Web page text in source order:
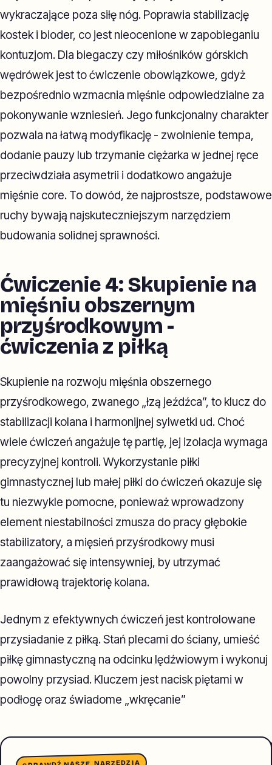
wykraczające poza siłę nóg. Poprawia stabilizację
kostek i bioder, co jest nieocenione w zapobieganiu
kontuzjom. Dla biegaczy czy miłośników górskich
wędrówek jest to ćwiczenie obowiązkowe, gdyż
bezpośrednio wzmacnia mięśnie odpowiedzialne za
pokonywanie wzniesień. Jego funkcjonalny charakter
pozwala na łatwą modyfikację - zwolnienie tempa,
dodanie pauzy lub trzymanie ciężarka w jednej ręce
przeciwdziała asymetrii i dodatkowo angażuje
mięśnie core. To dowód, że najprostsze, podstawowe
ruchy bywają najskuteczniejszym narzędziem
budowania solidnej sprawności.
Ćwiczenie 4: Skupienie na
mięśniu obszernym
przyśrodkowym -
ćwiczenia z piłką
Skupienie na rozwoju mięśnia obszernego
przyśrodkowego, zwanego „łzą jeźdźca”, to klucz do
stabilizacji kolana i harmonijnej sylwetki ud. Choć
wiele ćwiczeń angażuje tę partię, jej izolacja wymaga
precyzyjnej kontroli. Wykorzystanie piłki
gimnastycznej lub małej piłki do ćwiczeń okazuje się
tu niezwykle pomocne, ponieważ wprowadzony
element niestabilności zmusza do pracy głębokie
stabilizatory, a mięsień przyśrodkowy musi
zaangażować się intensywniej, by utrzymać
prawidłową trajektorię kolana.
Jednym z efektywnych ćwiczeń jest kontrolowane
przysiadanie z piłką. Stań plecami do ściany, umieść
piłkę gimnastyczną na odcinku lędźwiowym i wykonuj
powolny przysiad. Kluczem jest nacisk piętami w
podłogę oraz świadome „wkręcanie”